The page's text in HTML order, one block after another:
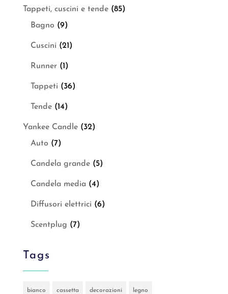
Tappeti, cuscini e tende (85)
Bagno (9)
Cuscini (21)
Runner (1)
Tappeti (36)
Tende (14)
Yankee Candle (32)
Auto (7)
Candela grande (5)
Candela media (4)
Diffusori elettrici (6)
Scentplug (7)
Tags
bianco cassetta decorazioni legno